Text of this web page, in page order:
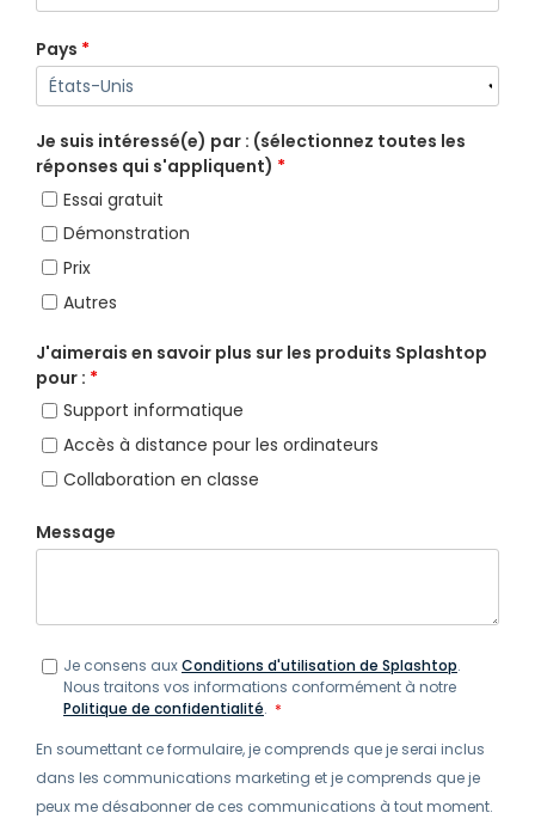
Pays *
Je suis intéressé(e) par : (sélectionnez toutes les
réponses qui s'appliquent) *
Essai gratuit
Démonstration
Prix
Autres
J'aimerais en savoir plus sur les produits Splashtop
pour : *
Support informatique
Accès à distance pour les ordinateurs
Collaboration en classe
Message
Je consens auxConditions d'utilisation de Splashtop.
Nous traitons vos informations conformément à notre
Politique de confidentialité. *
En soumettant ce formulaire, je comprends que je serai inclus
dans les communications marketing et je comprends que je
peux me désabonner de ces communications à tout moment.